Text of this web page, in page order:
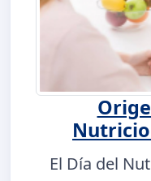
El Día del